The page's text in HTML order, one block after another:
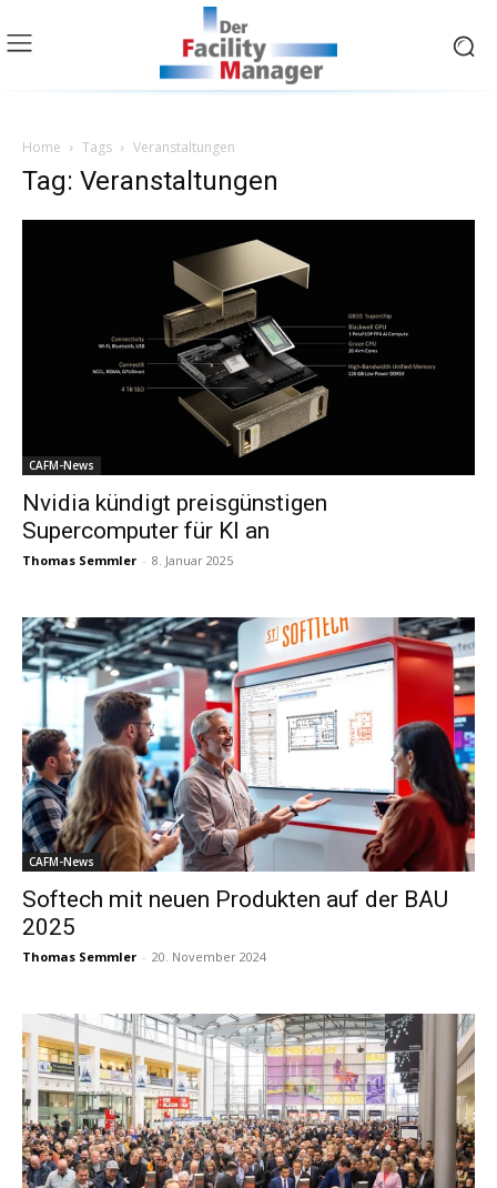
Home Tags Veranstaltungen
Tag: Veranstaltungen
CAFM-News
Nvidia kündigt preisgünstigen
Supercomputer für KI an
Thomas Semmler - 8. Januar 2025
CAFM-News
Softech mit neuen Produkten auf der BAU
2025
Thomas Semmler - 20. November 2024